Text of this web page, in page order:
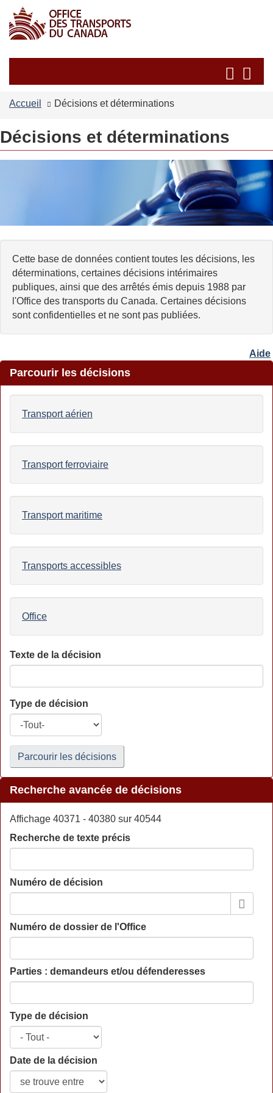
principal
version
simplifiée
et
les
et
Accueil Décisions et déterminations
Décisions et déterminations
Cette base de données contient toutes les décisions, les
déterminations, certaines décisions intérimaires
publiques, ainsi que des arrêtés émis depuis 1988 par
l'Office des transports du Canada. Certaines décisions
sont confidentielles et ne sont pas publiées.
Aide
Parcourir les décisions
Transport aérien
Transport ferroviaire
Transport maritime
Transports accessibles
Office
Texte de la décision
Type de décision
Parcourir les décisions
Recherche avancée de décisions
Affichage 40371 - 40380 sur 40544
Recherche de texte précis
Numéro de décision
Numéro de dossier de l'Office
Parties : demandeurs et/ou défenderesses
Type de décision
Date de la décision